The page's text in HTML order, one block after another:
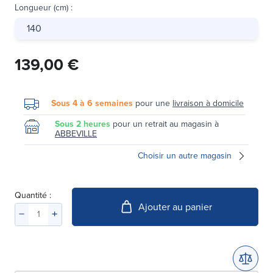
Longueur (cm) :
140
139,00 €
Sous 4 à 6 semaines pour une livraison à domicile
Sous 2 heures pour un retrait au magasin à
ABBEVILLE
Choisir un autre magasin
Quantité :
Ajouter au panier